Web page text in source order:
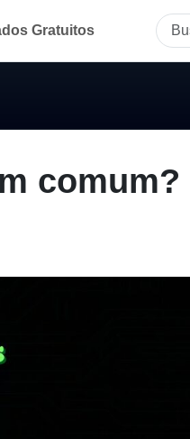
Gratuitos
comum?